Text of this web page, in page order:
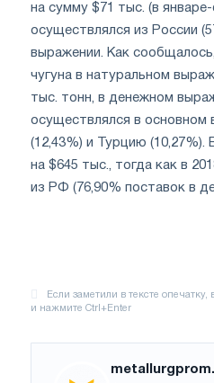
на сумму $71 тыс. (в
осуществлялся из России
выражении. Как
чугуна в натуральном
тыс. тонн, в денежном
осуществлялся в
(12,43%) и Турцию (10,27%).
на $645 тыс., тогда как в
из РФ (76,90% поставок в